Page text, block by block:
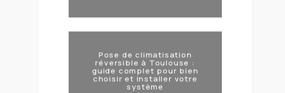
Pose de climatisation
réversible à Toulouse :
guide complet pour bien
choisir et installer votre
système